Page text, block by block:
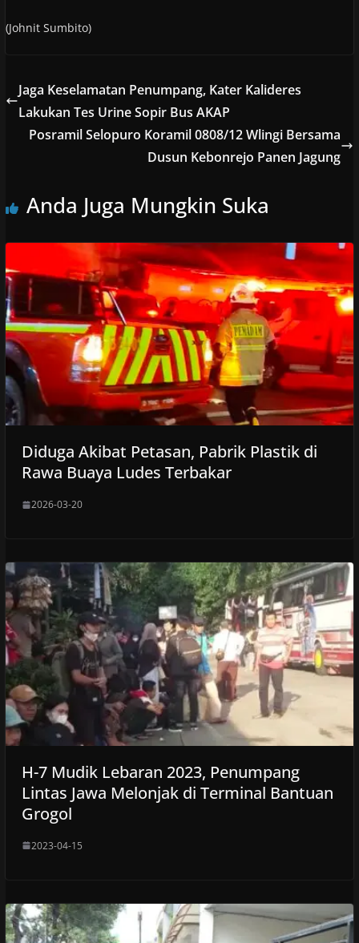
(Johnit Sumbito)
Jaga Keselamatan Penumpang, Kater Kalideres
Lakukan Tes Urine Sopir Bus AKAP
Posramil Selopuro Koramil 0808/12 Wlingi Bersama
Dusun Kebonrejo Panen Jagung
Anda Juga Mungkin Suka
Diduga Akibat Petasan, Pabrik Plastik di
Rawa Buaya Ludes Terbakar
2026-03-20
H-7 Mudik Lebaran 2023, Penumpang
Lintas Jawa Melonjak di Terminal Bantuan
Grogol
2023-04-15